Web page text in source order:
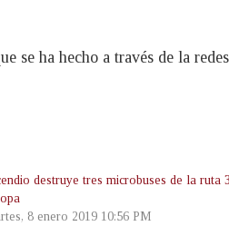
se ha hecho a través de la
destruye tres microbuses de la ruta
8 enero 2019 10:56 PM